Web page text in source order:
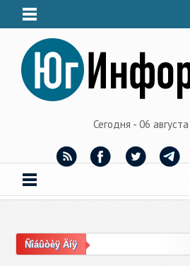
Сегодня - 06
Ñîáûòèÿ Äíÿ